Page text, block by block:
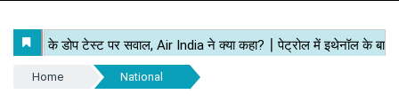
Home National